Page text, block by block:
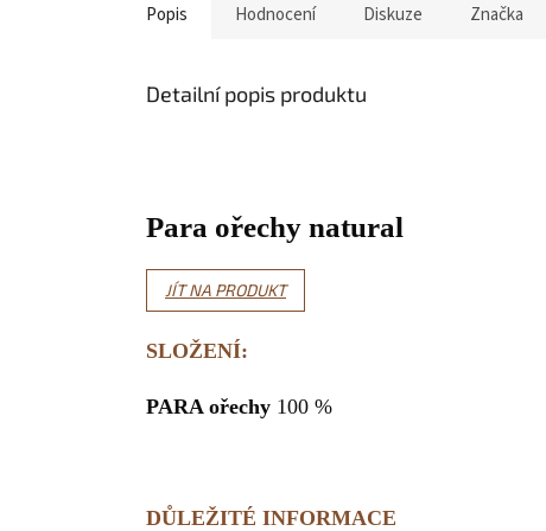
Popis Hodnocení Diskuze Značka
Detailní popis produktu
Para ořechy natural
JÍT NA PRODUKT
SLOŽENÍ:
PARA ořechy 100 %
DŮLEŽITÉ INFORMACE